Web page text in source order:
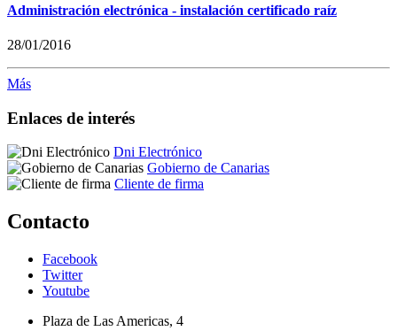
Administración electrónica - instalación certificado raíz
28/01/2016
Más
Enlaces de interés
Dni Electrónico
Gobierno de Canarias
Cliente de firma
Contacto
Facebook
Twitter
Youtube
Plaza de Las Americas, 4